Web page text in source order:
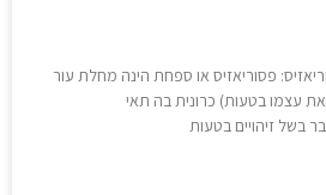
פסוריאזיס או ספחת הינה מחלת עור
את עצמו בטעות) כרונית בה תאי
בשל זיהויים בטעות